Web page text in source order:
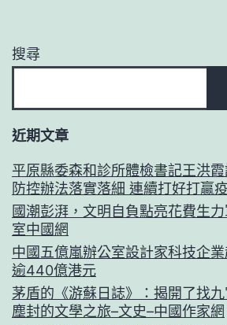
搜尋
近期文章
平原縣委森和診所體檢書記王洪
防控辦法落實落細 連續打好打贏
國潮彭湃，文明自負點亮花費生
室中國網
中國五億嵐辦公室設計家科技企
逾440億港元
茅盾的《游蘇日誌》：揭開了找
塵封的文學之旅–文史–中國作家網